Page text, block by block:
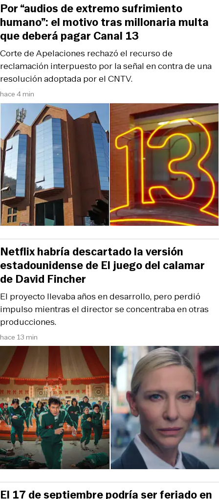
hace 4 min
Corte de Apelaciones rechazó el recurso de
reclamación interpuesto por la señal en contra de una
resolución adoptada por el CNTV.
Por “audios de extremo sufrimiento
humano”: el motivo tras millonaria multa
que deberá pagar Canal 13
hace 13 min
El proyecto llevaba años en desarrollo, pero perdió
impulso mientras el director se concentraba en otras
producciones.
Netflix habría descartado la versión
estadounidense de El juego del calamar
de David Fincher
El 17 de septiembre podría ser feriado en